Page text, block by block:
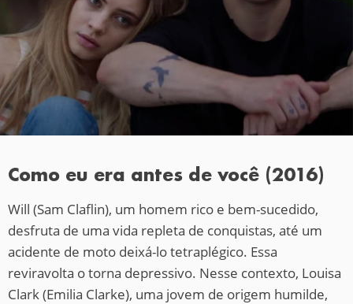
Como eu era antes de você (2016)
Will (Sam Claflin), um homem rico e bem-sucedido,
desfruta de uma vida repleta de conquistas, até um
acidente de moto deixá-lo tetraplégico. Essa
reviravolta o torna depressivo. Nesse contexto, Louisa
Clark (Emilia Clarke), uma jovem de origem humilde,